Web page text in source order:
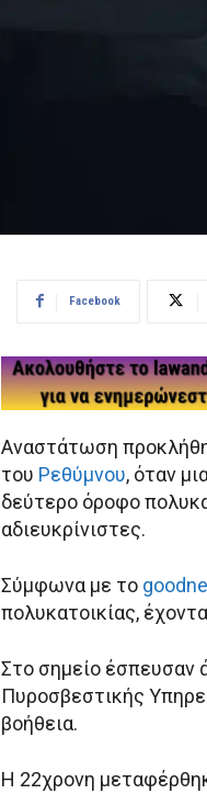
Facebook
Αναστάτωση
του Ρεθύμνου, όταν
δεύτερο όροφο
αδιευκρίνιστες.
Σύμφωνα με το
πολυκατοικίας,
Στο σημείο έσπευσαν
Πυροσβεστικής
βοήθεια.
Η 22χρονη